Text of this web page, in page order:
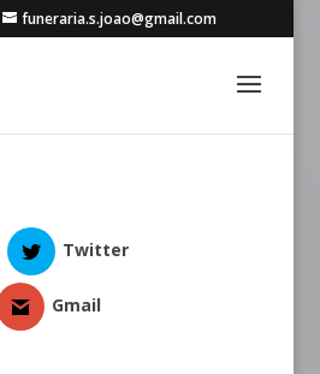
funeraria.s.joao@gmail.com
Twitter
Gmail